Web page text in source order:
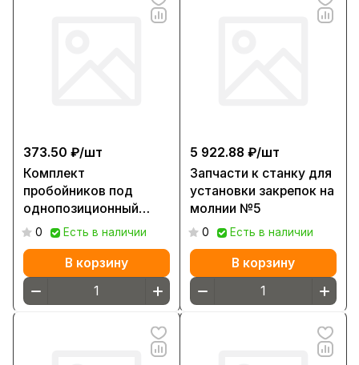
373.50 ₽/шт
Комплект
пробойников под
однопозиционный
пресс YF24406-T
0 Есть в наличии
В корзину
5 922.88 ₽/шт
Запчасти к станку для
установки закрепок на
молнии №5
0 Есть в наличии
В корзину